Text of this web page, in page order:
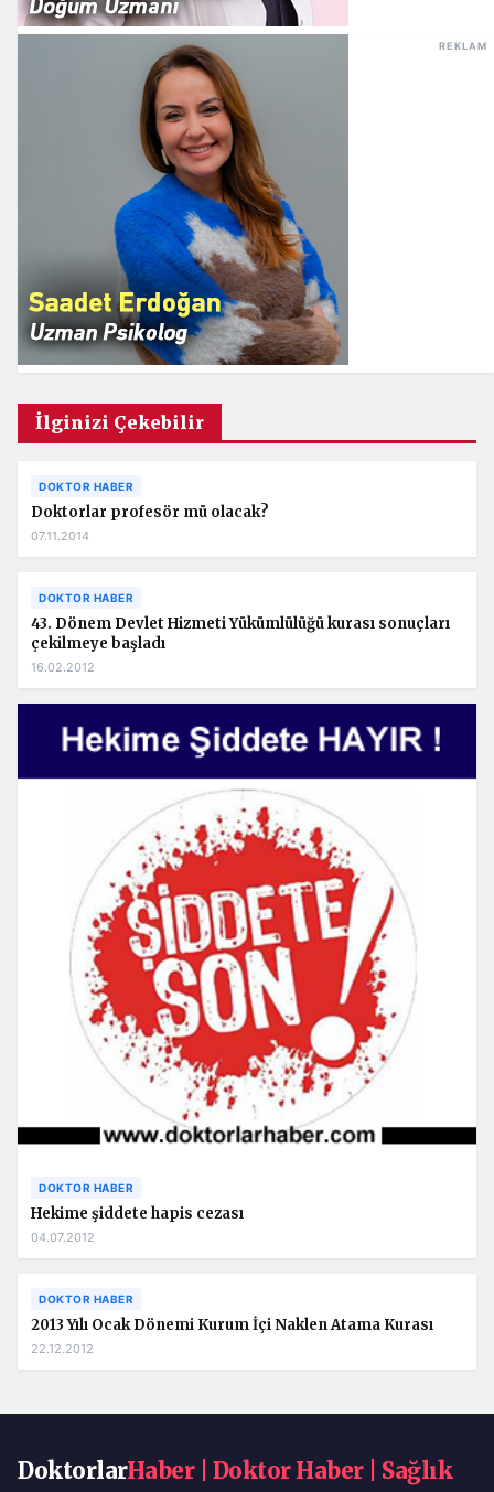
REKLAM
İlginizi Çekebilir
DOKTOR HABER
Doktorlar profesör mü olacak?
07.11.2014
DOKTOR HABER
43. Dönem Devlet Hizmeti Yükümlülüğü kurası sonuçları
çekilmeye başladı
16.02.2012
DOKTOR HABER
Hekime şiddete hapis cezası
04.07.2012
DOKTOR HABER
2013 Yılı Ocak Dönemi Kurum İçi Naklen Atama Kurası
22.12.2012
DoktorlarHaber | Doktor Haber | Sağlık